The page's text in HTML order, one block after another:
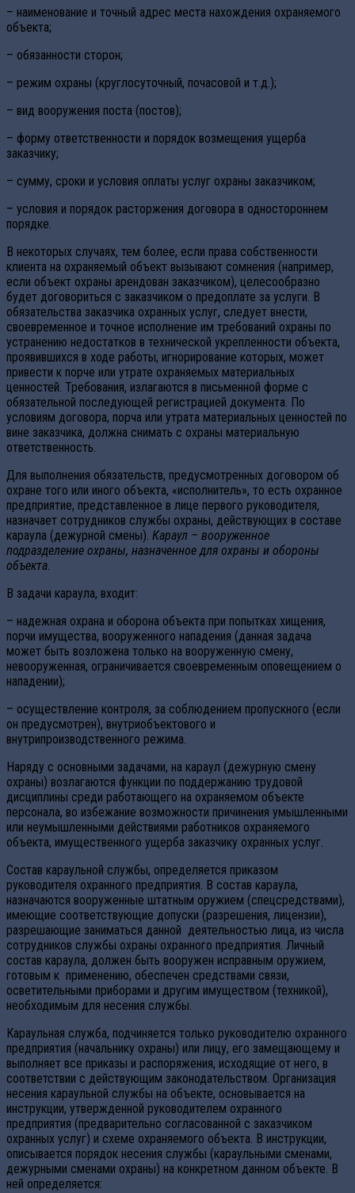
– наименование и точный адрес места нахождения охраняемого
объекта;
– обязанности сторон;
– режим охраны (круглосуточный, почасовой и т.д.);
– вид вооружения поста (постов);
– форму ответственности и порядок возмещения ущерба
заказчику;
– сумму, сроки и условия оплаты услуг охраны заказчиком;
– условия и порядок расторжения договора в одностороннем
порядке.
В некоторых случаях, тем более, если права собственности
клиента на охраняемый объект вызывают сомнения (например,
если объект охраны арендован заказчиком), целесообразно
будет договориться с заказчиком о предоплате за услуги. В
обязательства заказчика охранных услуг, следует внести,
своевременное и точное исполнение им требований охраны по
устранению недостатков в технической укрепленности объекта,
проявившихся в ходе работы, игнорирование которых, может
привести к порче или утрате охраняемых материальных
ценностей. Требования, излагаются в письменной форме с
обязательной последующей регистрацией документа. По
условиям договора, порча или утрата материальных ценностей по
вине заказчика, должна снимать с охраны материальную
ответственность.
Для выполнения обязательств, предусмотренных договором об
охране того или иного объекта, «исполнитель», то есть охранное
предприятие, представленное в лице первого руководителя,
назначает сотрудников службы охраны, действующих в составе
караула (дежурной смены). Караул – вооруженное
подразделение охраны, назначенное для охраны и обороны
объекта.
В задачи караула, входит:
– надежная охрана и оборона объекта при попытках хищения,
порчи имущества, вооруженного нападения (данная задача
может быть возложена только на вооруженную смену,
невооруженная, ограничивается своевременным оповещением о
нападении);
– осуществление контроля, за соблюдением пропускного (если
он предусмотрен), внутриобъектового и
внутрипроизводственного режима.
Наряду с основными задачами, на караул (дежурную смену
охраны) возлагаются функции по поддержанию трудовой
дисциплины среди работающего на охраняемом объекте
персонала, во избежание возможности причинения умышленными
или неумышленными действиями работников охраняемого
объекта, имущественного ущерба заказчику охранных услуг.
Состав караульной службы, определяется приказом
руководителя охранного предприятия. В состав караула,
назначаются вооруженные штатным оружием (спецсредствами),
имеющие соответствующие допуски (разрешения, лицензии),
разрешающие заниматься данной деятельностью лица, из числа
сотрудников службы охраны охранного предприятия. Личный
состав караула, должен быть вооружен исправным оружием,
готовым к применению, обеспечен средствами связи,
осветительными приборами и другим имуществом (техникой),
необходимым для несения службы.
Караульная служба, подчиняется только руководителю охранного
предприятия (начальнику охраны) или лицу, его замещающему и
выполняет все приказы и распоряжения, исходящие от него, в
соответствии с действующим законодательством. Организация
несения караульной службы на объекте, основывается на
инструкции, утвержденной руководителем охранного
предприятия (предварительно согласованной с заказчиком
охранных услуг) и схеме охраняемого объекта. В инструкции,
описывается порядок несения службы (караульными сменами,
дежурными сменами охраны) на конкретном данном объекте. В
ней определяется: